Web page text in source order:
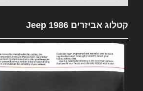
קטלוג אביזרים Jeep 1986